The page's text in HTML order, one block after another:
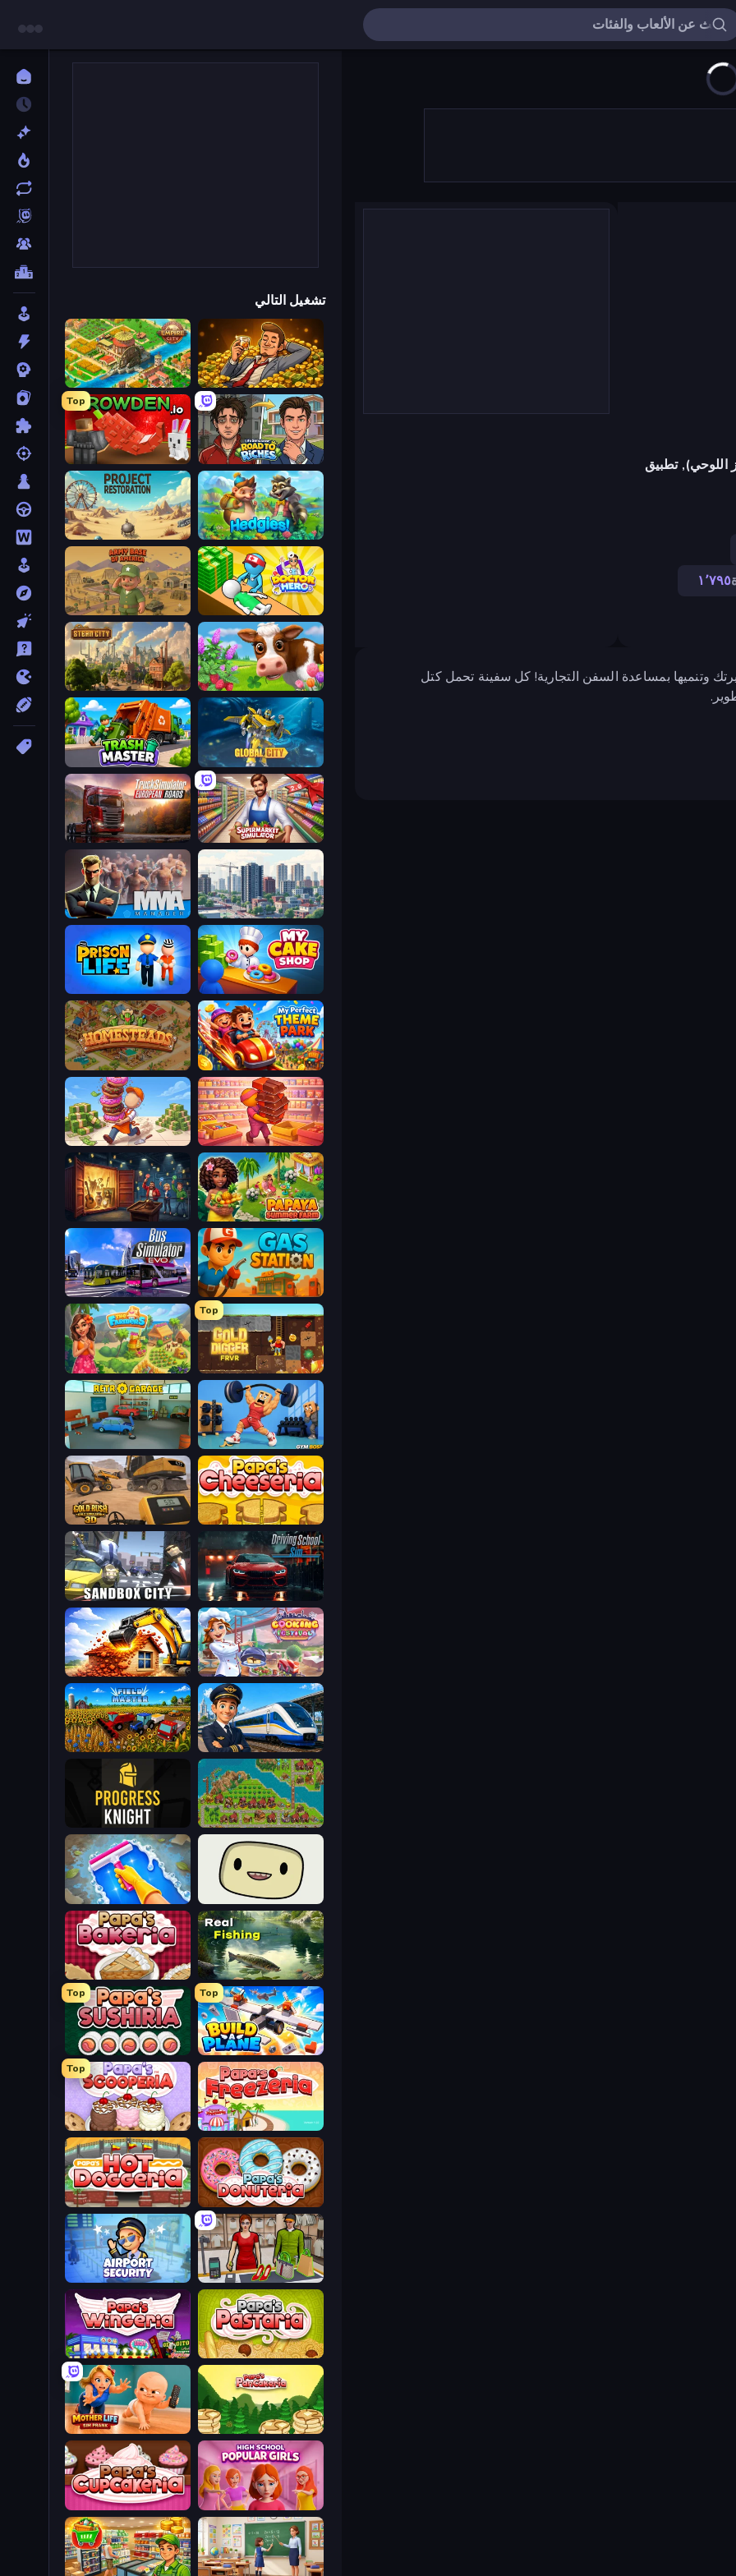
اللوحي), تطبيق
١٬٧٩٥
بمساعدة السفن التجارية! كل سفينة تحمل كتل
تشغيل التالي
Idle Billionaire Tycoon
Empire City
Life Simulator: Road to Riches
Top
Grow A Garden | Growden.io
Hedgies
Project Restoration
Doctor Hero
Army Base Of America
Country Life Meadows
Steam City
Global City
Trash Master
Supermarket Simulator: Store Manager
Truck Simulator: European Roads
SuperCity 3D
MMA Manager 2
My Cake Shop
Prison Life
My Perfect Theme Park
Homesteads: Dream Farm
Candy Packing Store
Donut Place
Papaya Summer Farm
Container Auction
Gas Station
Bus Simulator: EVO
Top
Gold Digger FRVR
The Farmers
Gym Boss
Retro Garage
Papa's Cheeseria
Gold Rush: Gold Simulator 3D
Driving School Simulator
Sandbox City
Cooking Festival
City Constructor
Idle Train Empire Tycoon
Field Master
City Idle
Progress Knight
SuperWEIRD
Hotel Rush: Merge Story
Real Fishing Simulator
Papa's Bakeria
Top
Build A Plane
Top
Papa's Sushiria
Papa's Freezeria
Top
Papa's Scooperia
Papa's Donuteria
Papa's Hot Doggeria
Shop Master 3D
Airport Security
Papa's Pastaria
Papa's Wingeria
Papa's Pancakeria
Mother Life Simulator: Prank
High School Popular Girls
Papas Cupcakeria